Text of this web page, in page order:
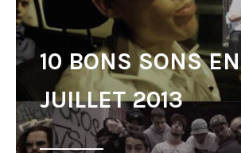
10 BONS SONS EN
JUILLET 2013